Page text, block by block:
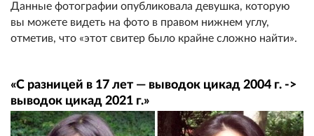
Данные фотографии опубликовала девушка, которую
вы можете видеть на фото в правом нижнем углу,
отметив, что «этот свитер было крайне сложно найти».
«С разницей в 17 лет — выводок цикад 2004 г. ->
выводок цикад 2021 г.»